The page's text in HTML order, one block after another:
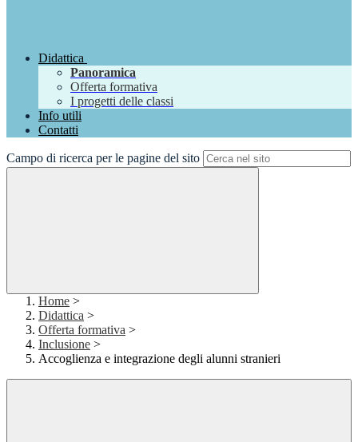
Didattica
Panoramica
Offerta formativa
I progetti delle classi
Info utili
Contatti
Campo di ricerca per le pagine del sito
Home >
Didattica >
Offerta formativa >
Inclusione >
Accoglienza e integrazione degli alunni stranieri